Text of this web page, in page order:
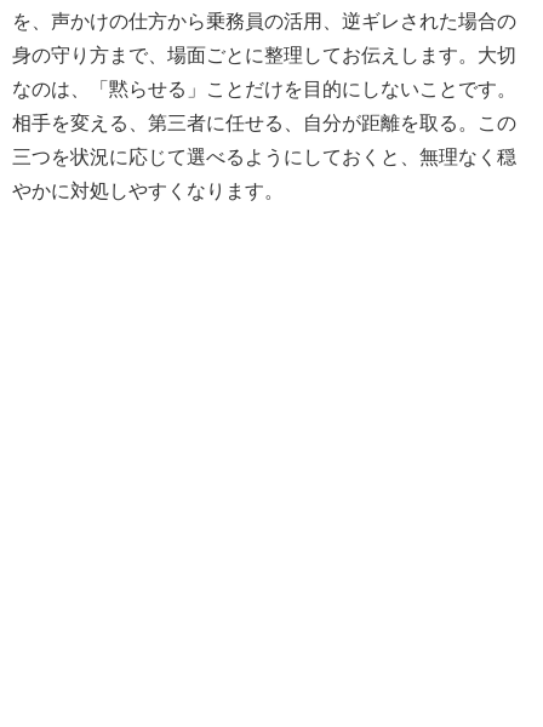
を、声かけの仕方から乗務員の活用、逆ギレされた場合の
身の守り方まで、場面ごとに整理してお伝えします。大切
なのは、「黙らせる」ことだけを目的にしないことです。
相手を変える、第三者に任せる、自分が距離を取る。この
三つを状況に応じて選べるようにしておくと、無理なく穏
やかに対処しやすくなります。